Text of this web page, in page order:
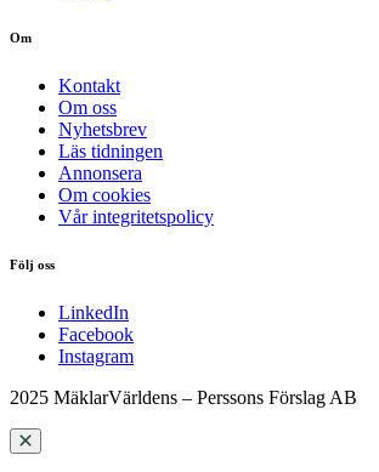
Om
Kontakt
Om oss
Nyhetsbrev
Läs tidningen
Annonsera
Om cookies
Vår integritetspolicy
Följ oss
LinkedIn
Facebook
Instagram
2025 MäklarVärldens – Perssons Förslag AB